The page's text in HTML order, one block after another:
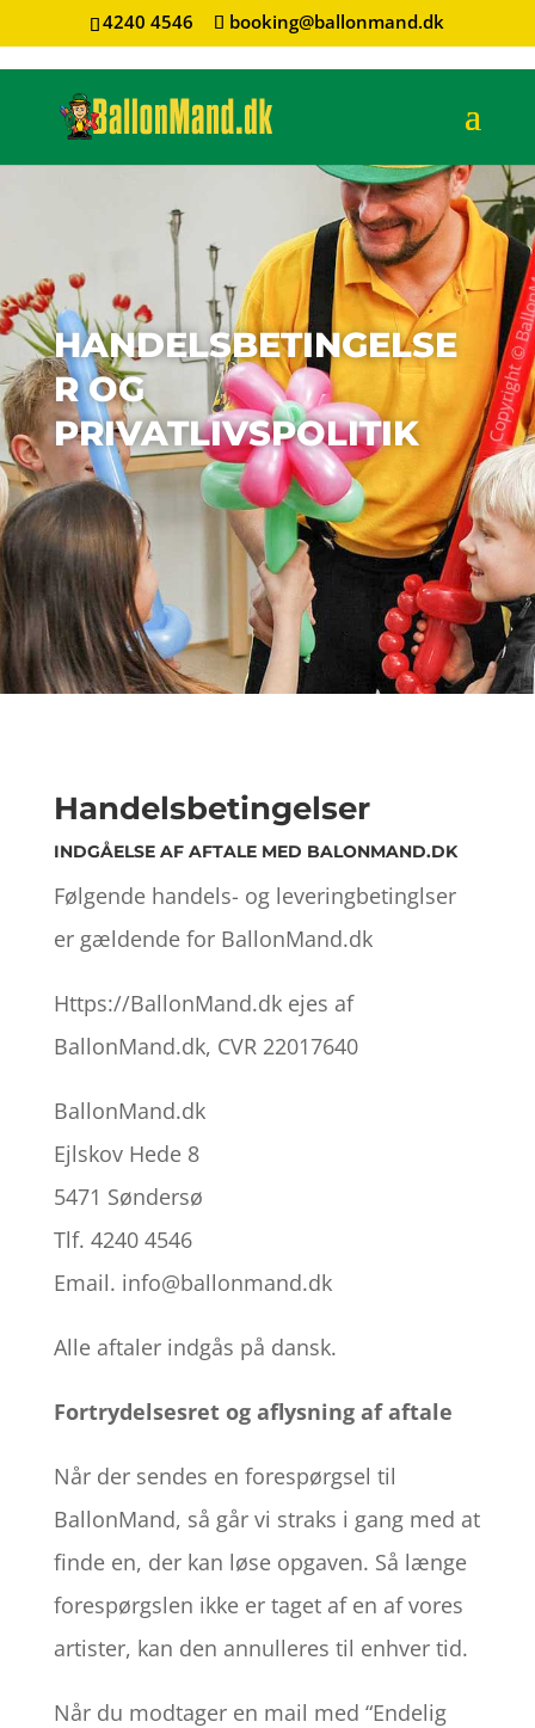
4240 4546 booking@ballonmand.dk
HANDELSBETINGELSE
R OG
PRIVATLIVSPOLITIK
Handelsbetingelser
INDGÅELSE AF AFTALE MED BALONMAND.DK
Følgende handels- og leveringbetinglser
er gældende for BallonMand.dk
Https://BallonMand.dk ejes af
BallonMand.dk, CVR 22017640
BallonMand.dk
Ejlskov Hede 8
5471 Søndersø
Tlf. 4240 4546
Email. info@ballonmand.dk
Alle aftaler indgås på dansk.
Fortrydelsesret og aflysning af aftale
Når der sendes en forespørgsel til
BallonMand, så går vi straks i gang med at
finde en, der kan løse opgaven. Så længe
forespørgslen ikke er taget af en af vores
artister, kan den annulleres til enhver tid.
Når du modtager en mail med “Endelig